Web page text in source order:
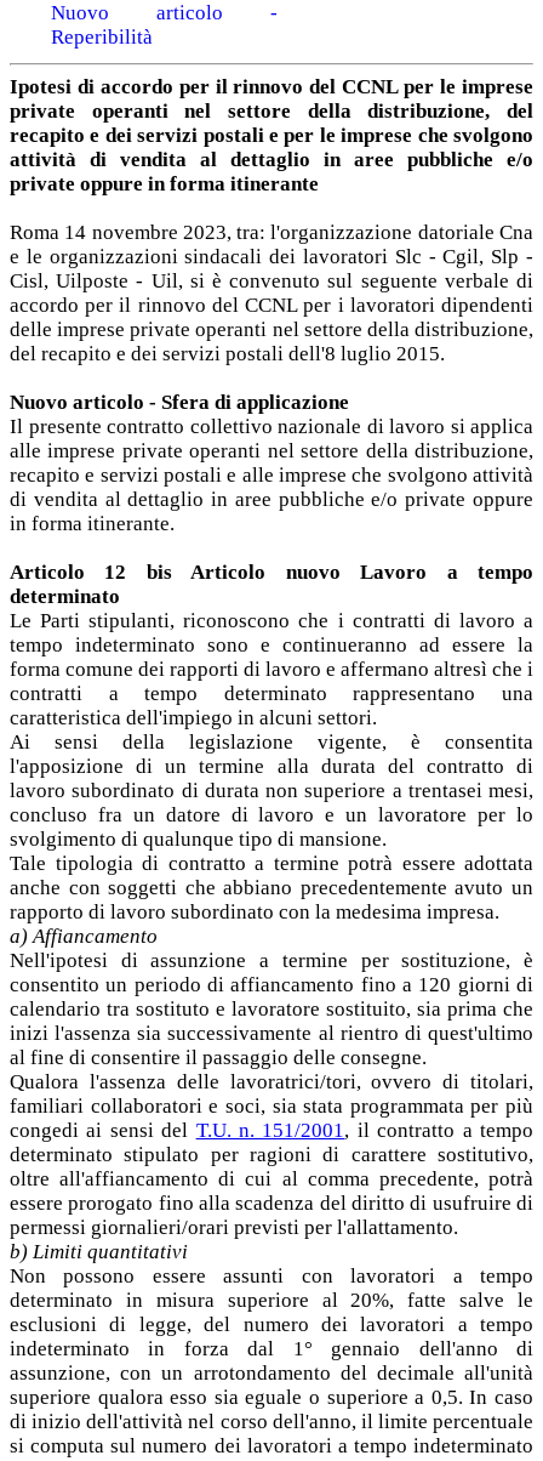
Nuovo articolo -
Reperibilità
Ipotesi di accordo per il rinnovo del CCNL per le imprese
private operanti nel settore della distribuzione, del
recapito e dei servizi postali e per le imprese che svolgono
attività di vendita al dettaglio in aree pubbliche e/o
private oppure in forma itinerante
Roma 14 novembre 2023, tra: l'organizzazione datoriale Cna
e le organizzazioni sindacali dei lavoratori Slc - Cgil, Slp -
Cisl, Uilposte - Uil, si è convenuto sul seguente verbale di
accordo per il rinnovo del CCNL per i lavoratori dipendenti
delle imprese private operanti nel settore della distribuzione,
del recapito e dei servizi postali dell'8 luglio 2015.
Nuovo articolo - Sfera di applicazione
Il presente contratto collettivo nazionale di lavoro si applica
alle imprese private operanti nel settore della distribuzione,
recapito e servizi postali e alle imprese che svolgono attività
di vendita al dettaglio in aree pubbliche e/o private oppure
in forma itinerante.
Articolo 12 bis Articolo nuovo Lavoro a tempo
determinato
Le Parti stipulanti, riconoscono che i contratti di lavoro a
tempo indeterminato sono e continueranno ad essere la
forma comune dei rapporti di lavoro e affermano altresì che i
contratti a tempo determinato rappresentano una
caratteristica dell'impiego in alcuni settori.
Ai sensi della legislazione vigente, è consentita
l'apposizione di un termine alla durata del contratto di
lavoro subordinato di durata non superiore a trentasei mesi,
concluso fra un datore di lavoro e un lavoratore per lo
svolgimento di qualunque tipo di mansione.
Tale tipologia di contratto a termine potrà essere adottata
anche con soggetti che abbiano precedentemente avuto un
rapporto di lavoro subordinato con la medesima impresa.
a) Affiancamento
Nell'ipotesi di assunzione a termine per sostituzione, è
consentito un periodo di affiancamento fino a 120 giorni di
calendario tra sostituto e lavoratore sostituito, sia prima che
inizi l'assenza sia successivamente al rientro di quest'ultimo
al fine di consentire il passaggio delle consegne.
Qualora l'assenza delle lavoratrici/tori, ovvero di titolari,
familiari collaboratori e soci, sia stata programmata per più
congedi ai sensi del T.U. n. 151/2001 , il contratto a tempo
determinato stipulato per ragioni di carattere sostitutivo,
oltre all'affiancamento di cui al comma precedente, potrà
essere prorogato fino alla scadenza del diritto di usufruire di
permessi giornalieri/orari previsti per l'allattamento.
b) Limiti quantitativi
Non possono essere assunti con lavoratori a tempo
determinato in misura superiore al 20%, fatte salve le
esclusioni di legge, del numero dei lavoratori a tempo
indeterminato in forza dal 1° gennaio dell'anno di
assunzione, con un arrotondamento del decimale all'unità
superiore qualora esso sia eguale o superiore a 0,5. In caso
di inizio dell'attività nel corso dell'anno, il limite percentuale
si computa sul numero dei lavoratori a tempo indeterminato